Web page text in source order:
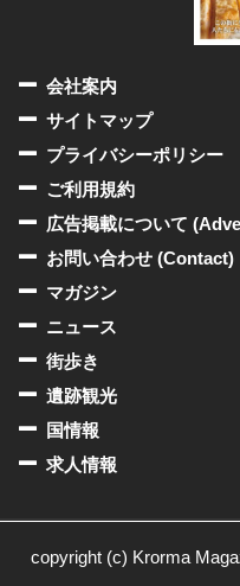
会社案内
サイトマップ
プライバシーポリシー
ご利用規約
広告掲載について
お問い合わせ (Contact)
マガジン
ニュース
街歩き
遺跡観光
国情報
求人情報
copyright (c) Krorma